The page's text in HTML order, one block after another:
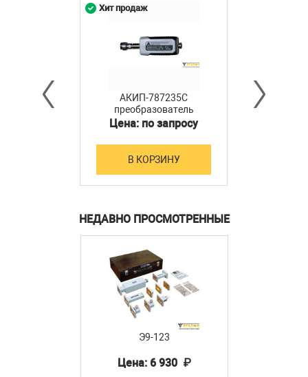
АКИП-787235C
преобразователь
мощности
Цена: по запросу
В КОРЗИНУ
Хит продаж
НЕДАВНО ПРОСМОТРЕННЫЕ
Э9-123
Цена: 6 930 ₽